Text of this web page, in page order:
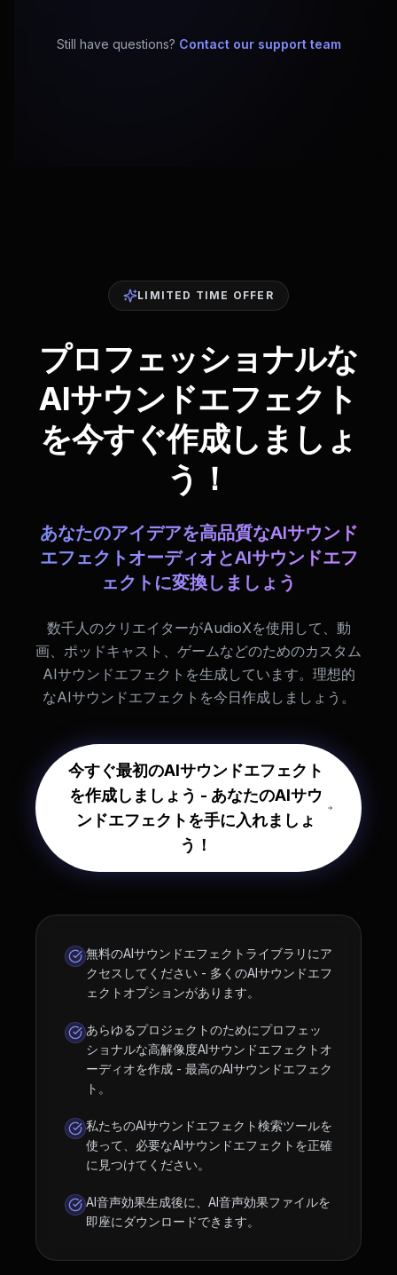
Still have questions? Contact our support team
LIMITED TIME OFFER
プロフェッショナルな
AIサウンドエフェクト
を今すぐ作成しましょ
う！
あなたのアイデアを高品質なAIサウンド
エフェクトオーディオとAIサウンドエフ
ェクトに変換しましょう
数千人のクリエイターがAudioXを使用して、動
画、ポッドキャスト、ゲームなどのためのカスタム
AIサウンドエフェクトを生成しています。理想的
なAIサウンドエフェクトを今日作成しましょう。
今すぐ最初のAIサウンドエフェクト
を作成しましょう - あなたのAIサウ
ンドエフェクトを手に入れましょ
う！
無料のAIサウンドエフェクトライブラリにア
クセスしてください - 多くのAIサウンドエフ
ェクトオプションがあります。
あらゆるプロジェクトのためにプロフェッ
ショナルな高解像度AIサウンドエフェクトオ
ーディオを作成 - 最高のAIサウンドエフェク
ト。
私たちのAIサウンドエフェクト検索ツールを
使って、必要なAIサウンドエフェクトを正確
に見つけてください。
AI音声効果生成後に、AI音声効果ファイルを
即座にダウンロードできます。